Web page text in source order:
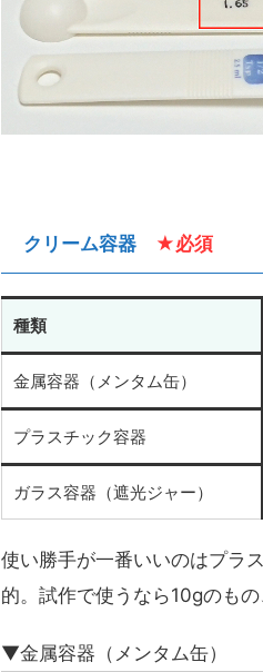
クリーム容器 ★必須
種類
金属容器（メンタム缶）
プラスチック容器
ガラス容器（遮光ジャー）
使い勝手が一番いいのはプラ
的。試作で使うなら10gのも
▼金属容器（メンタム缶）